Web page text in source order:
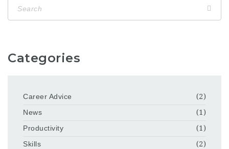
Categories
Career Advice
(2)
News
(1)
Productivity
(1)
Skills
(2)